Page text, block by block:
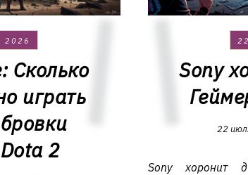
2026
Сколько
играть
2
Sony
22
Sony хоронит